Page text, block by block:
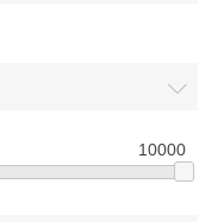
10000